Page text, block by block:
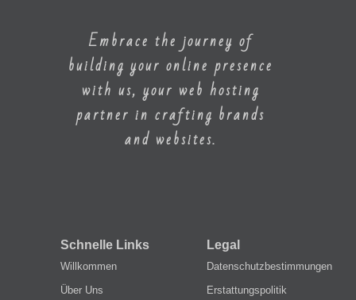
Embrace the journey of
building your online presence
with us, your web hosting
partner in crafting brands
and websites.
Schnelle Links
Willkommen
Über Uns
Legal
Datenschutzbestimmungen
Erstattungspolitik
Tiếng Việt
العربية
简体中文
हिन्दी